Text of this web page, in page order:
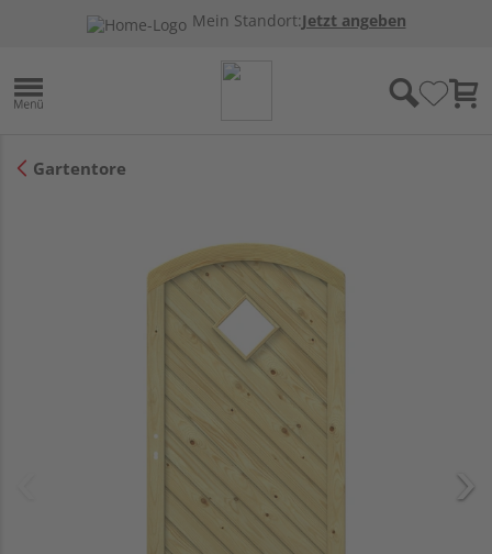
Mein Standort:Jetzt angeben
Gartentore